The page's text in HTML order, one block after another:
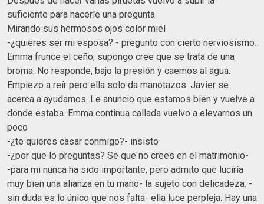
suficiente para hacerle una pregunta
Mirando sus hermosos ojos color miel
-¿quieres ser mi esposa? - pregunto con cierto nerviosismo.
Emma frunce el ceño; supongo cree que se trata de una
broma. No responde, bajo la presión y caemos al agua.
Empiezo a reír pero ella solo da manotazos. Javier se
acerca a ayudarnos. Le anuncio que estamos bien y vuelve a
donde estaba. Emma continua callada vuelvo a elevarnos un
poco
-¿te quieres casar conmigo?- insisto
-¿por que lo preguntas? Se que no crees en el matrimonio-
-para mi nunca ha sido importante, pero admito que luciría
muy bien una alianza en tu mano- la sujeto con delicadeza. -
sin duda es lo único que nos falta- ella luce perpleja. Hay una